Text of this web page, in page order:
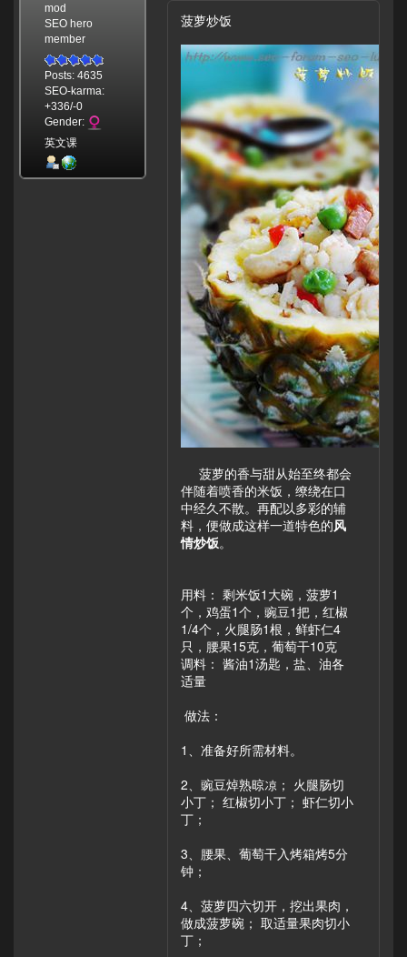
mod
SEO hero
member
Posts: 4635
SEO-karma:
+336/-0
Gender:
英文课
菠萝炒饭
菠萝的香与甜从始至终都会
伴随着喷香的米饭，缭绕在口
中经久不散。再配以多彩的辅
料，便做成这样一道特色的风
情炒饭。
用料： 剩米饭1大碗，菠萝1
个，鸡蛋1个，豌豆1把，红椒
1/4个，火腿肠1根，鲜虾仁4
只，腰果15克，葡萄干10克
调料： 酱油1汤匙，盐、油各
适量
做法：
1、准备好所需材料。
2、豌豆焯熟晾凉； 火腿肠切
小丁； 红椒切小丁； 虾仁切小
丁；
3、腰果、葡萄干入烤箱烤5分
钟；
4、菠萝四六切开，挖出果肉，
做成菠萝碗； 取适量果肉切小
丁；